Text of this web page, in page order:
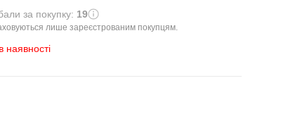
за покупку: 19
лише зареєстрованим покупцям.
наявності